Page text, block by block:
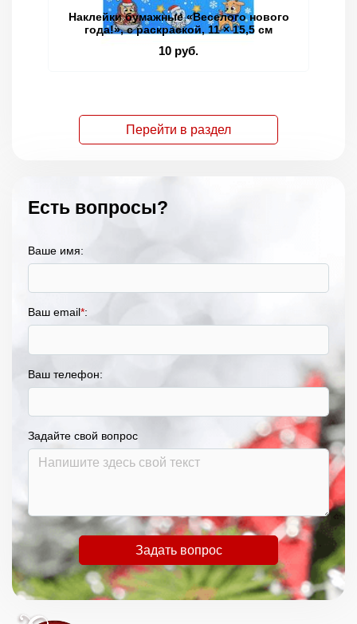
Наклейки бумажные «Веселого нового
года!», c раскраской, 11 × 15,5 см
10 руб.
Перейти в раздел
Есть вопросы?
Ваше имя:
Ваш email*:
Ваш телефон:
Задайте свой вопрос
Задать вопрос